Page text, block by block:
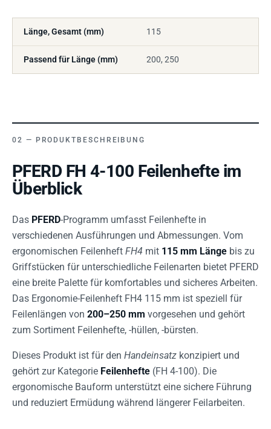
Länge, Gesamt (mm) 115
Passend für Länge (mm) 200, 250
PRODUKTBESCHREIBUNG
PFERD FH 4-100 Feilenhefte im
Überblick
Das PFERD-Programm umfasst Feilenhefte in
verschiedenen Ausführungen und Abmessungen. Vom
ergonomischen Feilenheft FH4 mit 115 mm Länge bis zu
Griffstücken für unterschiedliche Feilenarten bietet PFERD
eine breite Palette für komfortables und sicheres Arbeiten.
Das Ergonomie-Feilenheft FH4 115 mm ist speziell für
Feilenlängen von 200–250 mm vorgesehen und gehört
zum Sortiment Feilenhefte, -hüllen, -bürsten.
Dieses Produkt ist für den Handeinsatz konzipiert und
gehört zur Kategorie Feilenhefte (FH 4-100). Die
ergonomische Bauform unterstützt eine sichere Führung
und reduziert Ermüdung während längerer Feilarbeiten.